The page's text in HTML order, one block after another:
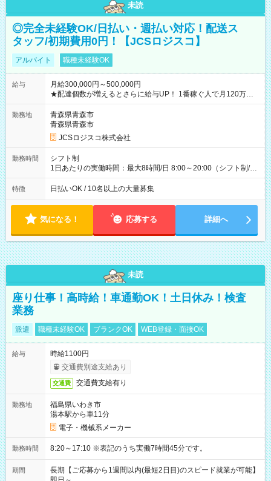
未読
◎完全未経験OK/日払い・週払い対応！配送ス
タッフ/初期費用0円！【JCSロジスコ】
アルバイト 職種未経験OK
給与
月給300,000円～500,000円
★配達個数が増えるとさらに給与UP！ 1番稼ぐ人で月120万ほ
ど！ ・主要都市エリア 月収55万円／週5日稼働 月収65万~112
万円／週6日稼働 ・地方郊外エリア 月収40万円／週5日稼働 月
収40万円~50万円／週6日稼働 ＜モデルイメージ＞ ■月収50万
円 (27歳男性/江東区在住)※元建築関係 1日150個配達×25日勤務
(日休み) ■月収80万円(43歳男性/墨田区在住)※元営業 1日200個
勤務地
青森県青森市
青森県青森市
JCSロジスコ株式会社
勤務時間
シフト制
1日あたりの実働時間：最大8時間/日 8:00～20:00（シフト制/実
働8時間） ※週5日勤務（場所次第では週4も有り） ※配達状況
によって時間外での勤務可能性有り ※案件により多少の前後あ
特徴 日払いOK / 10名以上の大量募集
気になる！ 応募する 詳細へ
未読
座り仕事！高時給！車通勤OK！土日休み！検査
業務
派遣 職種未経験OK ブランクOK WEB登録・面接OK
給与
時給1100円
交通費別途支給あり
交通費 交通費支給有り
勤務地
福島県いわき市
湯本駅から車11分
電子・機械系メーカー
勤務時間 8:20～17:10 ※表記のうち実働7時間45分です。
期間
長期【ご応募から1週間以内(最短2日目)のスピード就業が可能】